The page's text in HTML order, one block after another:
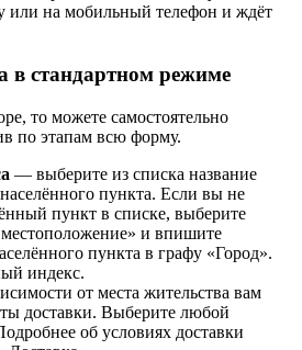
или на мобильный телефон и ждёт
в стандартном режиме
то можете самостоятельно
по этапам всю форму.
— выберите из списка название
пункта. Если вы не
пункт в списке, выберите
местоположение» и впишите
пункта в графу «Город».
индекс.
от места жительства вам
доставки. Выберите любой
об условиях доставки